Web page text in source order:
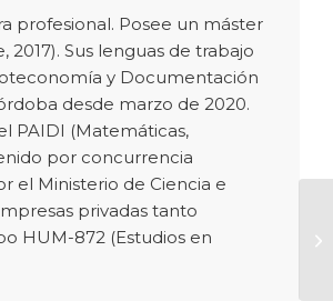
profesional. Posee un máster
Sus lenguas de trabajo
y Documentación
desde marzo de 2020.
PAIDI (Matemáticas,
por concurrencia
el Ministerio de Ciencia e
privadas tanto
HUM-872 (Estudios en